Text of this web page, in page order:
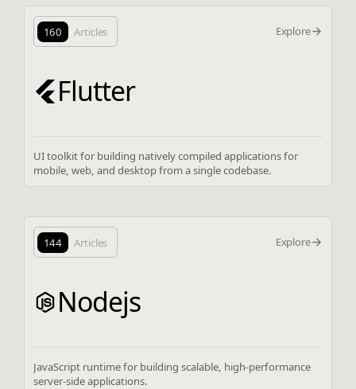
160 Articles Explore
Flutter
UI toolkit for building natively compiled applications for
mobile, web, and desktop from a single codebase.
144 Articles Explore
Nodejs
JavaScript runtime for building scalable, high-performance
server-side applications.